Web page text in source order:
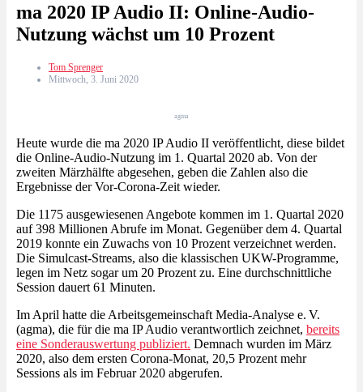
ma 2020 IP Audio II: Online-Audio-
Nutzung wächst um 10 Prozent
Tom Sprenger
Mittwoch, 3. Juni 2020
agma
Heute wurde die ma 2020 IP Audio II veröffentlicht, diese bildet
die Online-Audio-Nutzung im 1. Quartal 2020 ab. Von der
zweiten Märzhälfte abgesehen, geben die Zahlen also die
Ergebnisse der Vor-Corona-Zeit wieder.
Die 1175 ausgewiesenen Angebote kommen im 1. Quartal 2020
auf 398 Millionen Abrufe im Monat. Gegenüber dem 4. Quartal
2019 konnte ein Zuwachs von 10 Prozent verzeichnet werden.
Die Simulcast-Streams, also die klassischen UKW-Programme,
legen im Netz sogar um 20 Prozent zu. Eine durchschnittliche
Session dauert 61 Minuten.
Im April hatte die Arbeitsgemeinschaft Media-Analyse e. V.
(agma), die für die ma IP Audio verantwortlich zeichnet, bereits
eine Sonderauswertung publiziert. Demnach wurden im März
2020, also dem ersten Corona-Monat, 20,5 Prozent mehr
Sessions als im Februar 2020 abgerufen.